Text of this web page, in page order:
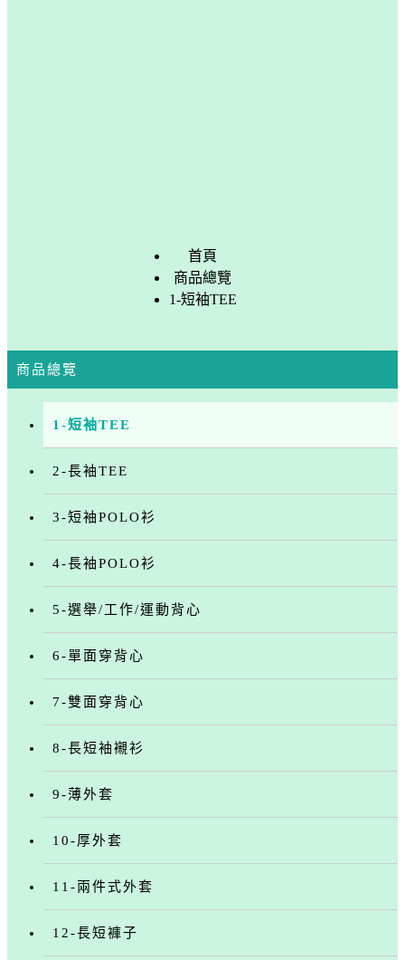
首頁
商品總覽
1-短袖TEE
商品總覽
1-短袖TEE
2-長袖TEE
3-短袖POLO衫
4-長袖POLO衫
5-選舉/工作/運動背心
6-單面穿背心
7-雙面穿背心
8-長短袖襯衫
9-薄外套
10-厚外套
11-兩件式外套
12-長短褲子